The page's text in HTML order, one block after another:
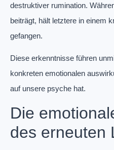
destruktiver rumination.
beiträgt, hält letztere in einem
gefangen.
Diese erkenntnisse führen
konkreten emotionalen
auf unsere psyche hat.
Die
des erneuten